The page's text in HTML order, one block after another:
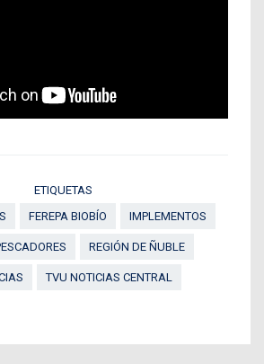
ETIQUETAS
FEREPA BIOBÍO IMPLEMENTOS
REGIÓN DE ÑUBLE
TVU NOTICIAS CENTRAL